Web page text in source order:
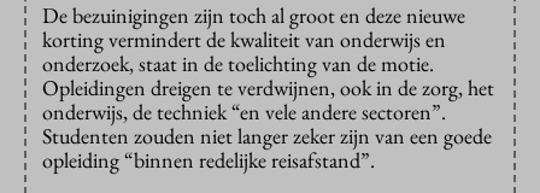
De bezuinigingen zijn toch al groot en deze nieuwe
korting vermindert de kwaliteit van onderwijs en
onderzoek, staat in de toelichting van de motie.
Opleidingen dreigen te verdwijnen, ook in de zorg, het
onderwijs, de techniek “en vele andere sectoren”.
Studenten zouden niet langer zeker zijn van een goede
opleiding “binnen redelijke reisafstand”.